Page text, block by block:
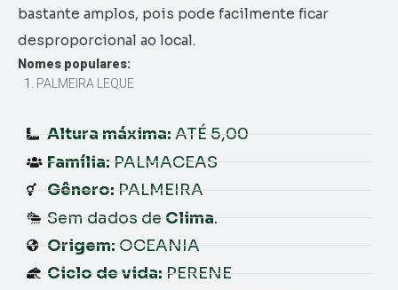
bastante amplos, pois pode facilmente ficar
desproporcional ao local.
Nomes populares:
PALMEIRA LEQUE
Altura máxima: ATÉ 5,00
Família: PALMACEAS
Gênero: PALMEIRA
Sem dados de Clima.
Origem: OCEANIA
Ciclo de vida: PERENE